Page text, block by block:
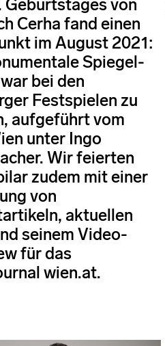
Geburtstages von
Cerha fand einen
im August 2021:
Spiegel-
bei den
Festspielen zu
aufgeführt vom
unter Ingo
Wir feierten
zudem mit einer
von
aktuellen
seinem Video-
für das
wien.at.